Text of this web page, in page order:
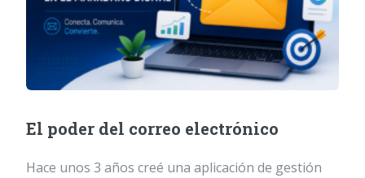
El poder del correo electrónico
Hace unos 3 años creé una aplicación de gestión